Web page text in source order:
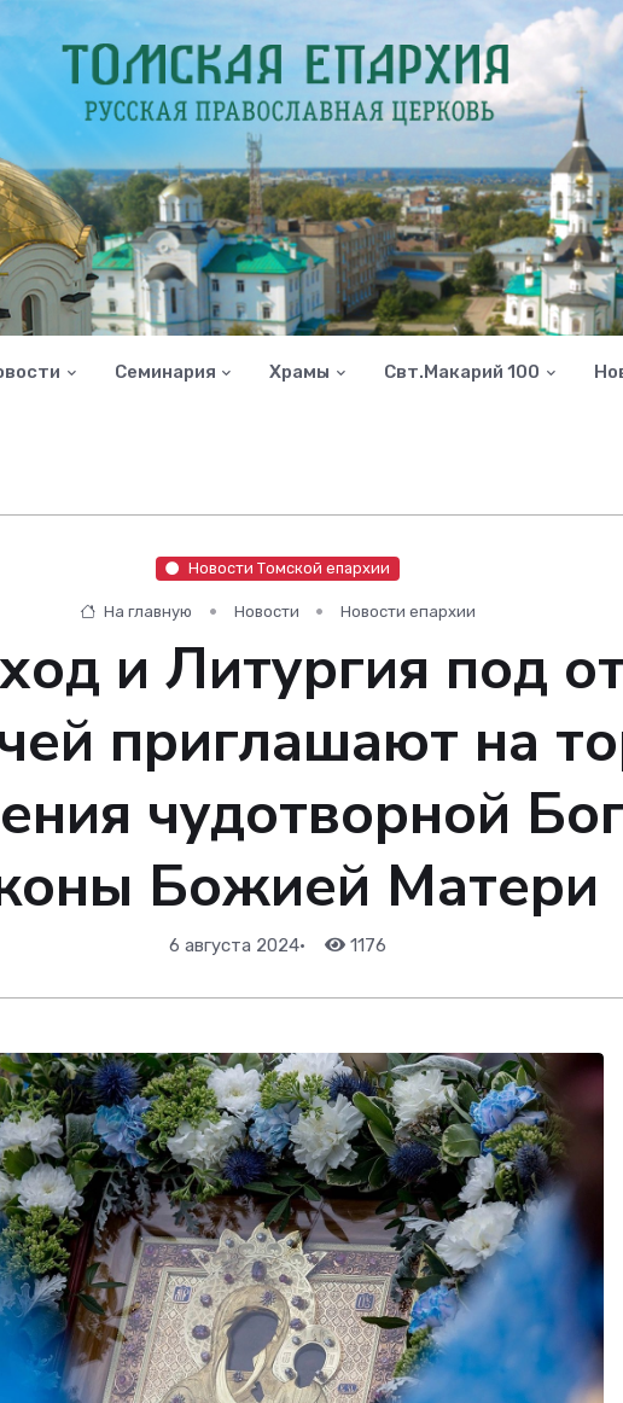
Семинария Храмы Свт.Макарий 100
Новости Томской епархии
На главную Новости Новости епархии
и Литургия под
приглашают на
чудотворной
Божией Матери
6 августа 2024• 1176